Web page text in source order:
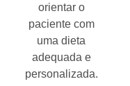
orientar o
paciente com
uma dieta
adequada e
personalizada.